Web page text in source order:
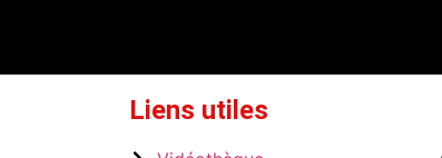
Liens utiles